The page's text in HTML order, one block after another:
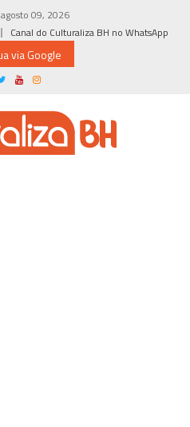
09, 2026
Canal do Culturaliza BH no WhatsApp
via Google